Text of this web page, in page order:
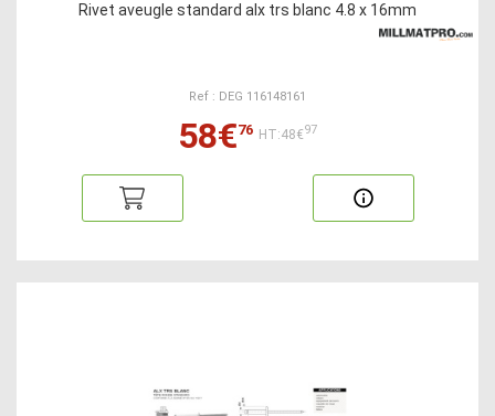
Rivet aveugle standard alx trs blanc 4.8 x 16mm
Ref : DEG 116148161
58€76 HT:48€97